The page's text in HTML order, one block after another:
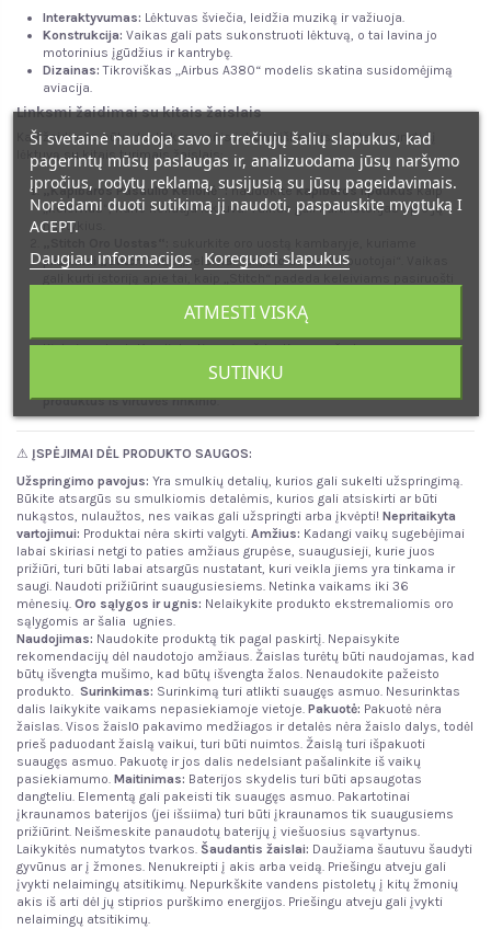
Interaktyvumas: Lėktuvas šviečia, leidžia muziką ir važiuoja.
Konstrukcija: Vaikas gali pats sukonstruoti lėktuvą, o tai lavina jo
motorinius įgūdžius ir kantrybę.
Dizainas: Tikroviškas „Airbus A380“ modelis skatina susidomėjimą
aviacija.
Linksmi žaidimai su kitais žaislais
Kad žaidimas būtų dar linksmesnis ir kūrybiškesnis, galite sujungti šį
lėktuvą su kitais turimais žaislais:
„Kapibaros Pasaulio Kelionė“:naudokitekapibaros lipdukuskaip
„keleivius“, kurie keliauja lėktuvu. Vaikas gali kurti istorijas apie jų
nuotykius.
pliušiniai „Stitch“bus „keleiviai“ ar „oro uosto darbuotojai“. Vaikas
„Labubu“ kortelės gali būti „skrydžio bilietai“
Kiekviena kortelė gali duoti naują užduotį ar maršrutą.
šis lėktuvas gali tapti „greitojo maisto
pristatymo“ transporto priemone. Jis gali „pristatyti“
produktus iš virtuvės rinkinio.
⚠ ĮSPĖJIMAI DĖL PRODUKTO SAUGOS:
Užspringimo pavojus: Yra smulkių detalių, kurios gali sukelti užspringimą.
Būkite atsargūs su smulkiomis detalėmis, kurios gali atsiskirti ar būti
nukąstos, nulaužtos, nes vaikas gali užspringti arba įkvėpti! Nepritaikyta
vartojimui: Produktai nėra skirti valgyti. Amžius: Kadangi vaikų sugebėjimai
labai skiriasi netgi to paties amžiaus grupėse, suaugusieji, kurie juos
prižiūri, turi būti labai atsargūs nustatant, kuri veikla jiems yra tinkama ir
saugi. Naudoti prižiūrint suaugusiesiems. Netinka vaikams iki 36
mėnesių. Oro sąlygos ir ugnis: Nelaikykite produkto ekstremaliomis oro
sąlygomis ar šalia ugnies.
Naudojimas: Naudokite produktą tik pagal paskirtį. Nepaisykite
rekomendacijų dėl naudotojo amžiaus. Žaislas turėtų būti naudojamas, kad
būtų išvengta mušimo, kad būtų išvengta žalos. Nenaudokite pažeisto
produkto. Surinkimas: Surinkimą turi atlikti suaugęs asmuo. Nesurinktas
dalis laikykite vaikams nepasiekiamoje vietoje. Pakuotė: Pakuotė nėra
žaislas. Visos žaislо pakavimo medžiagos ir detalės nėra žaislo dalys, todėl
prieš paduodant žaislą vaikui, turi būti nuimtos. Žaislą turi išpakuoti
suaugęs asmuo. Pakuotę ir jos dalis nedelsiant pašalinkite iš vaikų
pasiekiamumo. Maitinimas: Baterijos skydelis turi būti apsaugotas
dangteliu. Elementą gali pakeisti tik suaugęs asmuo. Pakartotinai
įkraunamos baterijos (jei išsiima) turi būti įkraunamos tik suaugusiems
prižiūrint. Neišmeskite panaudotų baterijų į viešuosius sąvartynus.
Laikykitės numatytos tvarkos. Šaudantis žaislai: Daužiama šautuvu šaudyti
gyvūnus ar į žmones. Nenukreipti į akis arba veidą. Priešingu atveju gali
įvykti nelaimingų atsitikimų. Nepurkškite vandens pistoletų į kitų žmonių
akis iš arti dėl jų stiprios purškimo energijos. Priešingu atveju gali įvykti
nelaimingų atsitikimų.
Ši svetainė naudoja savo ir trečiųjų šalių slapukus, kad
pagerintų mūsų paslaugas ir, analizuodama jūsų naršymo
įpročius, rodytų reklamą, susijusią su jūsų pageidavimais.
Norėdami duoti sutikimą jį naudoti, paspauskite mygtuką I
ACEPT.
Daugiau informacijos Koreguoti slapukus
ATMESTI VISKĄ
SUTINKU